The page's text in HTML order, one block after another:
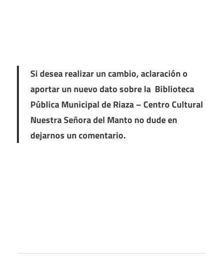
Si desea realizar un cambio, aclaración o
aportar un nuevo dato sobre la Biblioteca
Pública Municipal de Riaza – Centro Cultural
Nuestra Señora del Manto no dude en
dejarnos un comentario.